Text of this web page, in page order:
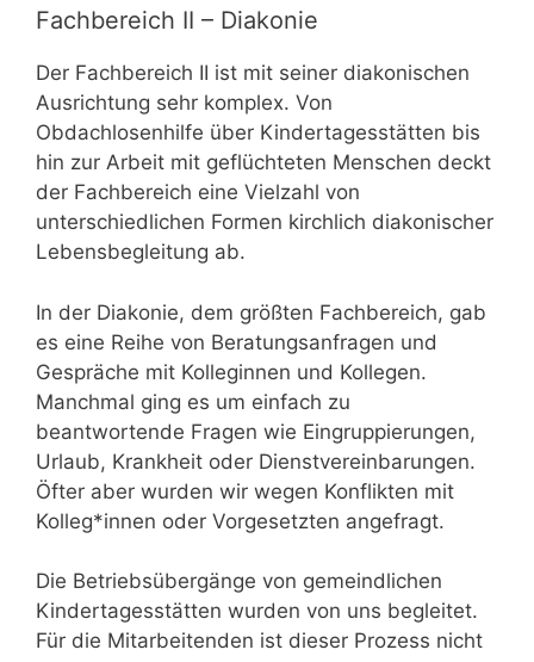
Fachbereich II – Diakonie
Der Fachbereich II ist mit seiner diakonischen
Ausrichtung sehr komplex. Von
Obdachlosenhilfe über Kindertagesstätten bis
hin zur Arbeit mit geflüchteten Menschen deckt
der Fachbereich eine Vielzahl von
unterschiedlichen Formen kirchlich diakonischer
Lebensbegleitung ab.
In der Diakonie, dem größten Fachbereich, gab
es eine Reihe von Beratungsanfragen und
Gespräche mit Kolleginnen und Kollegen.
Manchmal ging es um einfach zu
beantwortende Fragen wie Eingruppierungen,
Urlaub, Krankheit oder Dienstvereinbarungen.
Öfter aber wurden wir wegen Konflikten mit
Kolleg*innen oder Vorgesetzten angefragt.
Die Betriebsübergänge von gemeindlichen
Kindertagesstätten wurden von uns begleitet.
Für die Mitarbeitenden ist dieser Prozess nicht